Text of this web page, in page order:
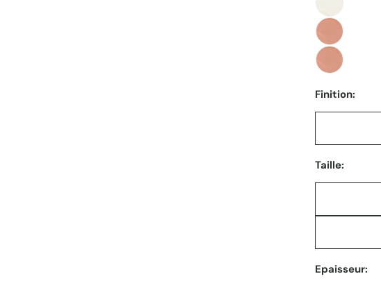
Finition:
Taille:
Epaisseur: